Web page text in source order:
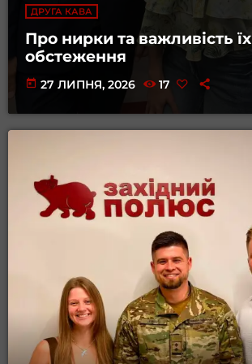
ДРУГА КАВА
Про нирки та важливість їх
обстеження
today 27 ЛИПНЯ, 2026 17